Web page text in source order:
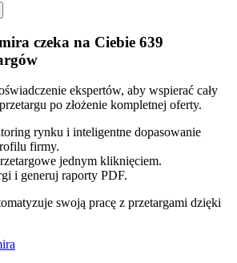
czeka na Ciebie 639
ekspertów, aby wspierać cały
po złożenie kompletnej oferty.
rynku i inteligentne dopasowanie
firmy.
jednym kliknięciem.
i generuj raporty PDF.
swoją pracę z przetargami dzięki